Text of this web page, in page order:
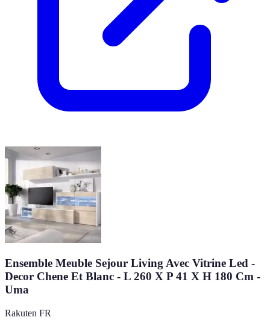
Ensemble Meuble Sejour Living Avec Vitrine Led -
Decor Chene Et Blanc - L 260 X P 41 X H 180 Cm -
Uma
Rakuten FR